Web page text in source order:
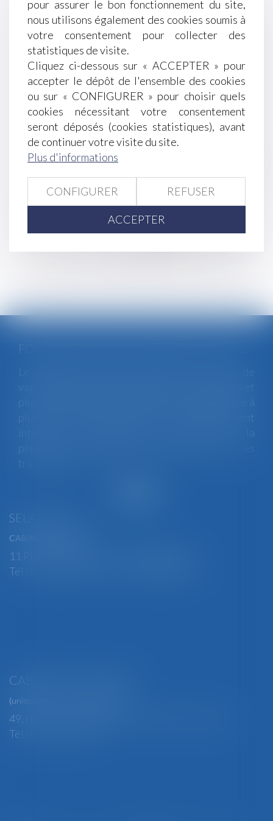
Le bisphénol A interdit en Europe
Des messages privés... pas si privés sur un
téléphone professionnel
Successions et dettes fiscales : l’importance de
déclarer les créances dans les délais légaux
Procédure de surendettement et fraude : retour
sur les limites de l’effacement des dettes
Reconnaissance des jugements étrangers : les
limites de l’exequatur en matière d’adoption
Révision des baux commerciaux et
professionnels : les indices au troisième
Quand opter pour le paiement trimestriel des
cotisations en 2025 ?
<< < ... 38 39 40 41 42 43 44
Le changement climatique entraine la survenue de
vagues de chaleur plus fréquentes, plus longues et
plus intenses. Depuis la fin mai, la France fait face à
plusieurs épisodes caniculaires particulièrement
intenses, qui constituent un risque pour la
population générale, mais également pour les
travailleurs...
SELARL BGBJ
CABINET PRINCIPAL
11 Place Edmond Henry - 88000 ÉPINAL
Tél : 03 29 82 29 04 - Fax : 03 29 64 06 84
CABINET SECONDAIRE
(uniquement sur rendez-vous)
49, rue Thiers - 88100 SAINT-DIÉ DES VOSGES
Tél : 03 29 56 15 98
pour assurer le bon fonctionnement du site,
nous utilisons également des cookies soumis à
votre consentement pour collecter des
statistiques de visite.
Cliquez ci-dessous sur « ACCEPTER » pour
accepter le dépôt de l'ensemble des cookies
ou sur « CONFIGURER » pour choisir quels
cookies nécessitant votre consentement
seront déposés (cookies statistiques), avant
de continuer votre visite du site.
Plus d'informations
CONFIGURER REFUSER
ACCEPTER